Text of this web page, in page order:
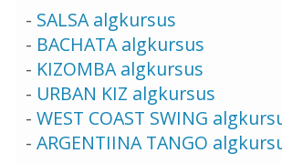
- SALSA algkursus
- BACHATA algkursus
- KIZOMBA algkursus
- URBAN KIZ algkursus
- WEST COAST SWING
- ARGENTIINA TANGO